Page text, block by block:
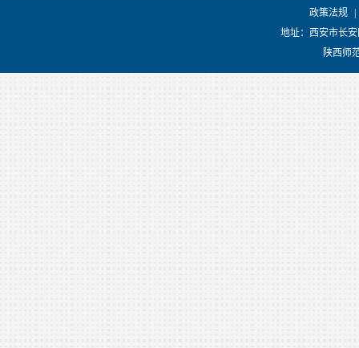
政策法规
地址：西安市长
陕西师